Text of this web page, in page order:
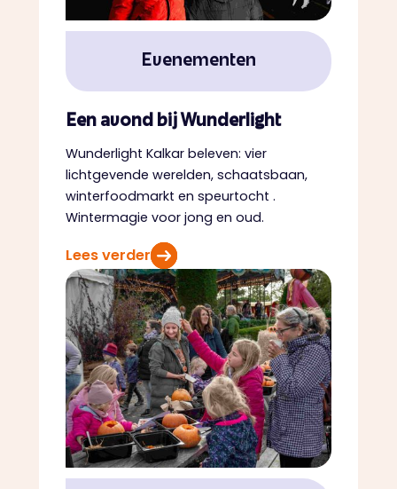
Evenementen
Een avond bij Wunderlight
Wunderlight Kalkar beleven: vier
lichtgevende werelden, schaatsbaan,
winterfoodmarkt en speurtocht .
Wintermagie voor jong en oud.
Lees verder